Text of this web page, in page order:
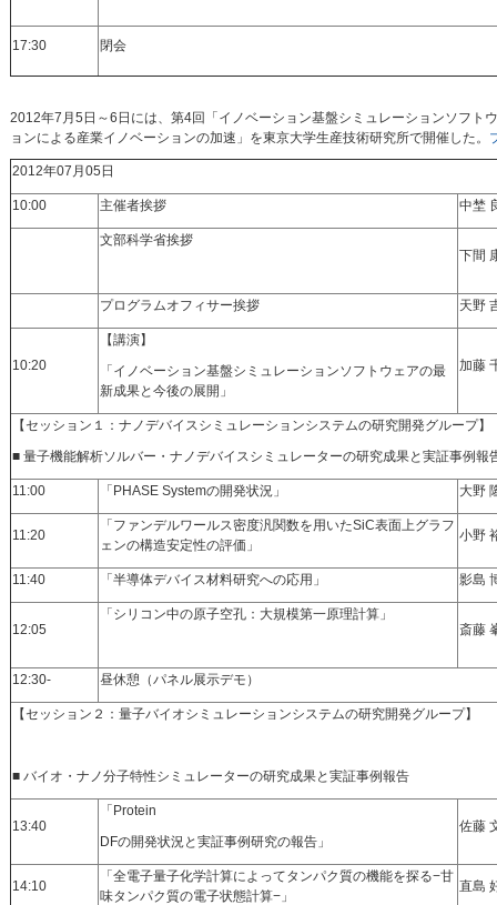
17:30 閉会
2012年7月5日～6日には、第4回「イノベーション基盤シミュレーションソフト
ョンによる産業イノベーションの加速」を東京大学生産技術研究所で開催した。
2012年07月05日
10:00 主催者挨拶 中埜
文部科学省挨拶
下間
プログラムオフィサー挨拶 天野
10:20
【講演】
「イノベーション基盤シミュレーションソフトウェアの最
新成果と今後の展開」
加藤
【セッション１：ナノデバイスシミュレーションシステムの研究開発グループ】
■ 量子機能解析ソルバー・ナノデバイスシミュレーターの研究成果と実証事例報
11:00 「PHASE Systemの開発状況」 大野
11:20
「ファンデルワールス密度汎関数を用いたSiC表面上グラフ
ェンの構造安定性の評価」
小野
11:40 「半導体デバイス材料研究への応用」 影島
12:05
「シリコン中の原子空孔：大規模第一原理計算」
斎藤
12:30- 昼休憩（パネル展示デモ）
【セッション２：量子バイオシミュレーションシステムの研究開発グループ】
■ バイオ・ナノ分子特性シミュレーターの研究成果と実証事例報告
13:40
「Protein
DFの開発状況と実証事例研究の報告」
佐藤
14:10
「全電子量子化学計算によってタンパク質の機能を探る−甘
味タンパク質の電子状態計算−」
直島